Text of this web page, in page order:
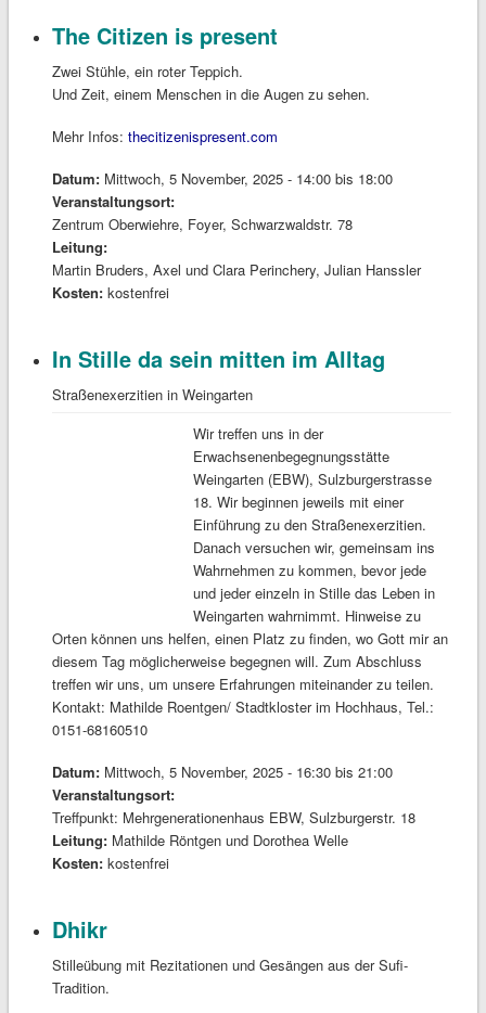
The Citizen is present
Zwei Stühle, ein roter Teppich.
Und Zeit, einem Menschen in die Augen zu sehen.
Mehr Infos: thecitizenispresent.com
Datum: Mittwoch, 5 November, 2025 - 14:00bis 18:00
Veranstaltungsort:
Zentrum Oberwiehre, Foyer, Schwarzwaldstr. 78
Leitung:
Martin Bruders, Axel und Clara Perinchery, Julian Hanssler
Kosten: kostenfrei
In Stille da sein mitten im Alltag
Straßenexerzitien in Weingarten
Wir treffen uns in der
Erwachsenenbegegnungsstätte
Weingarten (EBW), Sulzburgerstrasse
18. Wir beginnen jeweils mit einer
Einführung zu den Straßenexerzitien.
Danach versuchen wir, gemeinsam ins
Wahrnehmen zu kommen, bevor jede
und jeder einzeln in Stille das Leben in
Weingarten wahrnimmt. Hinweise zu
Orten können uns helfen, einen Platz zu finden, wo Gott mir an
diesem Tag möglicherweise begegnen will. Zum Abschluss
treffen wir uns, um unsere Erfahrungen miteinander zu teilen.
Kontakt: Mathilde Roentgen/ Stadtkloster im Hochhaus, Tel.:
0151-68160510
Datum: Mittwoch, 5 November, 2025 - 16:30bis 21:00
Veranstaltungsort:
Treffpunkt: Mehrgenerationenhaus EBW, Sulzburgerstr. 18
Leitung: Mathilde Röntgen und Dorothea Welle
Kosten: kostenfrei
Dhikr
Stilleübung mit Rezitationen und Gesängen aus der Sufi-
Tradition.